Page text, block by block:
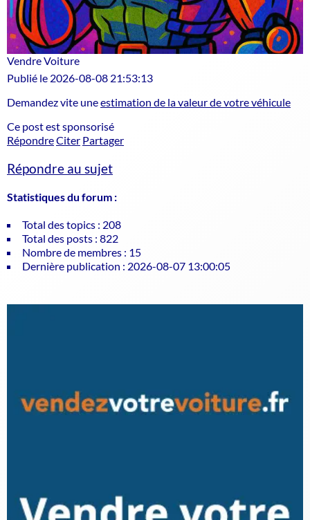
Vendre Voiture
Publié le 2026-08-08 21:53:13
Demandez vite uneestimation de la valeur de votre véhicule
Ce post est sponsorisé
RépondreCiter Partager
Répondre au sujet
Statistiques du forum :
Total des topics : 208
Total des posts : 822
Nombre de membres : 15
Dernière publication : 2026-08-07 13:00:05